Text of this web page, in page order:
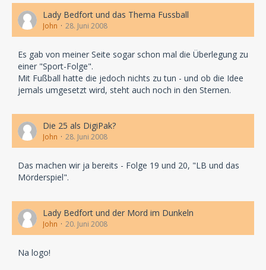
Lady Bedfort und das Thema Fussball
John 28. Juni 2008
Es gab von meiner Seite sogar schon mal die Überlegung zu
einer "Sport-Folge".
Mit Fußball hatte die jedoch nichts zu tun - und ob die Idee
jemals umgesetzt wird, steht auch noch in den Sternen.
Die 25 als DigiPak?
John 28. Juni 2008
Das machen wir ja bereits - Folge 19 und 20, "LB und das
Mörderspiel".
Lady Bedfort und der Mord im Dunkeln
John 20. Juni 2008
Na logo!